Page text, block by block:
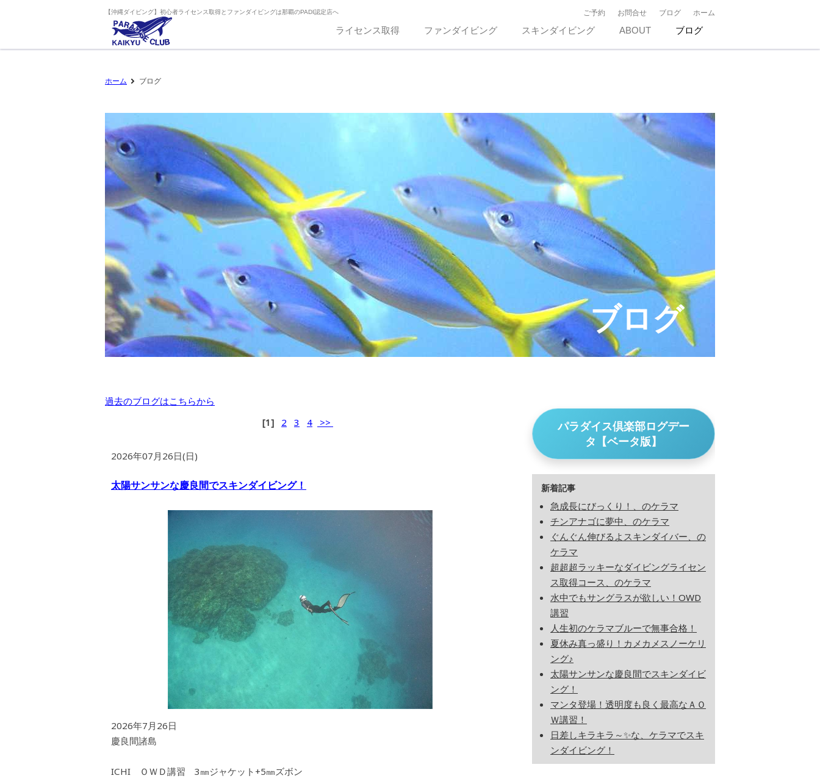
【沖縄ダイビング】初心者ライセンス取得とファンダイビングは那覇のPADI認定店へ ご予約 お問合せ ブログ ホーム
ライセンス取得 ファンダイビング スキンダイビング ABOUT ブログ
ホーム ブログ
ブログ
過去のブログはこちらから
[1]
2 3 4 >>
2026年07月26日(日)
太陽サンサンな慶良間でスキンダイビング！
2026年7月26日
慶良間諸島
ICHI ＯＷＤ講習 3㎜ジャケット+5㎜ズボン
パラダイス倶楽部ログデー
タ【ベータ版】
新着記事
急成長にびっくり！、のケラマ
チンアナゴに夢中、のケラマ
ぐんぐん伸びるよスキンダイバー、の
ケラマ
超超超ラッキーなダイビングライセン
ス取得コース、のケラマ
水中でもサングラスが欲しい！OWD
講習
人生初のケラマブルーで無事合格！
夏休み真っ盛り！カメカメスノーケリ
ング♪
太陽サンサンな慶良間でスキンダイビ
ング！
マンタ登場！透明度も良く最高なＡＯ
Ｗ講習！
日差しキラキラ～✨な、ケラマでスキ
ンダイビング！